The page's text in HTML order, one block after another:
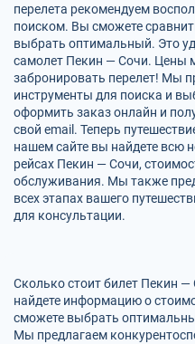
перелета рекомендуем
поиском. Вы сможете
выбрать оптимальный. Это
самолет Пекин — Сочи. Цены
забронировать перелет! Мы
инструменты для поиска и
оформить заказ онлайн и
свой email. Теперь
нашем сайте вы найдете всю
рейсах Пекин — Сочи,
обслуживания. Мы также
всех этапах вашего
для консультации.
Сколько стоит билет Пекин
найдете информацию о
сможете выбрать
Мы предлагаем